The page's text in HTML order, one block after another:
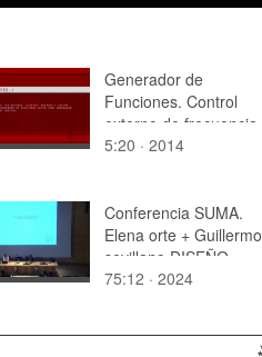
Generador de
Funciones. Control
externo de frecuencia
5:20 · 2014
Conferencia SUMA.
Elena orte + Guillermo
sevillano DISEÑO
ECOSISTÉMICO.
75:12 · 2024